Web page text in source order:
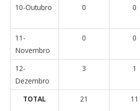
10-Outubro 0 0
11-
Novembro
0 0
12-
Dezembro
3 1
TOTAL 21 11